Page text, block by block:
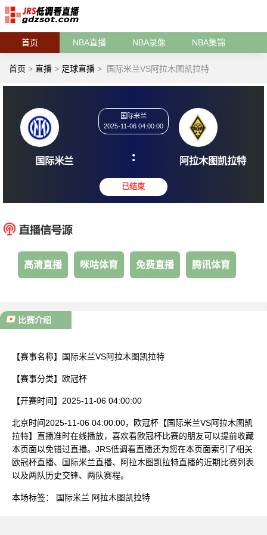
首页 NBA直播 NBA录像 NBA集锦
首页 > 直播 > 足球直播 > 国际米兰VS阿拉木图凯拉特
2025-11-06 04:00:00
:
高清直播 咪咕体育 免费直播 腾讯体育
比赛介绍
【赛事名称】 国际米兰VS阿拉木图凯拉特
【赛事分类】 欧冠杯
【开赛时间】 2025-11-06 04:00:00
北京时间2025-11-06 04:00:00，欧冠杯【国际米兰VS阿拉木图凯
拉特】直播准时在线播放，喜欢看欧冠杯比赛的朋友可以提前收藏
本页面以免错过直播。JRS低调看直播还为您在本页面索引了相关
欧冠杯直播、国际米兰直播、阿拉木图凯拉特直播的近期比赛列表
以及两队历史交锋、两队赛程。
本场标签： 国际米兰 阿拉木图凯拉特